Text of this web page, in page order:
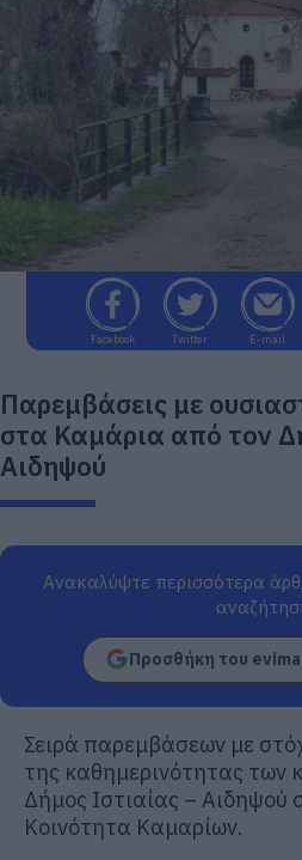
Facebook Twitter E-mail
Παρεμβάσεις με
στα Καμάρια από τον
Αιδηψού
Ανακαλύψτε περισσότερα
Προσθήκη του
Σειρά παρεμβάσεων με
της καθημερινότητας των
Δήμος Ιστιαίας – Αιδηψού
Κοινότητα Καμαρίων.